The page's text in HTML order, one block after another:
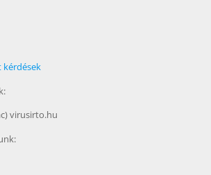
kérdések
virusirto.hu